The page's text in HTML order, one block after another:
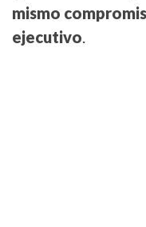
mismo
ejecutivo.